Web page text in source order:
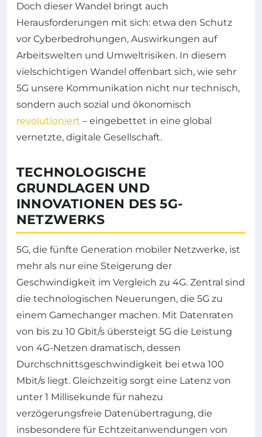
Doch dieser Wandel bringt auch
Herausforderungen mit sich: etwa den Schutz
vor Cyberbedrohungen, Auswirkungen auf
Arbeitswelten und Umweltrisiken. In diesem
vielschichtigen Wandel offenbart sich, wie sehr
5G unsere Kommunikation nicht nur technisch,
sondern auch sozial und ökonomisch
revolutioniert – eingebettet in eine global
vernetzte, digitale Gesellschaft.
TECHNOLOGISCHE
GRUNDLAGEN UND
INNOVATIONEN DES 5G-
NETZWERKS
5G, die fünfte Generation mobiler Netzwerke, ist
mehr als nur eine Steigerung der
Geschwindigkeit im Vergleich zu 4G. Zentral sind
die technologischen Neuerungen, die 5G zu
einem Gamechanger machen. Mit Datenraten
von bis zu 10 Gbit/s übersteigt 5G die Leistung
von 4G-Netzen dramatisch, dessen
Durchschnittsgeschwindigkeit bei etwa 100
Mbit/s liegt. Gleichzeitig sorgt eine Latenz von
unter 1 Millisekunde für nahezu
verzögerungsfreie Datenübertragung, die
insbesondere für Echtzeitanwendungen von